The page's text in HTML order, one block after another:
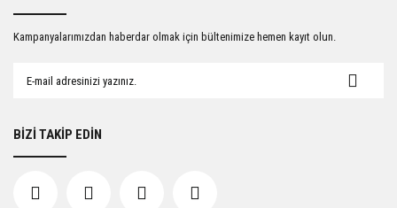
Gönder
Kampanyalarımızdan haberdar olmak için bültenimize hemen kayıt olun.
BİZİ TAKİP EDİN